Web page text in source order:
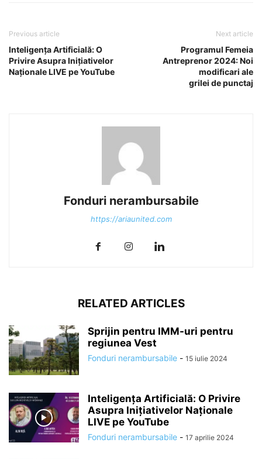
Previous article
Inteligența Artificială: O
Privire Asupra Inițiativelor
Naționale LIVE pe YouTube
Next article
Programul Femeia
Antreprenor 2024: Noi
modificari ale
grilei de punctaj
Fonduri nerambursabile
https://ariaunited.com
RELATED ARTICLES
Sprijin pentru IMM-uri pentru
regiunea Vest
Fonduri nerambursabile - 15 iulie 2024
Inteligența Artificială: O Privire
Asupra Inițiativelor Naționale
LIVE pe YouTube
Fonduri nerambursabile - 17 aprilie 2024